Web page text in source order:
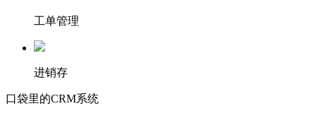
工单管理
进销存
口袋里的CRM系统